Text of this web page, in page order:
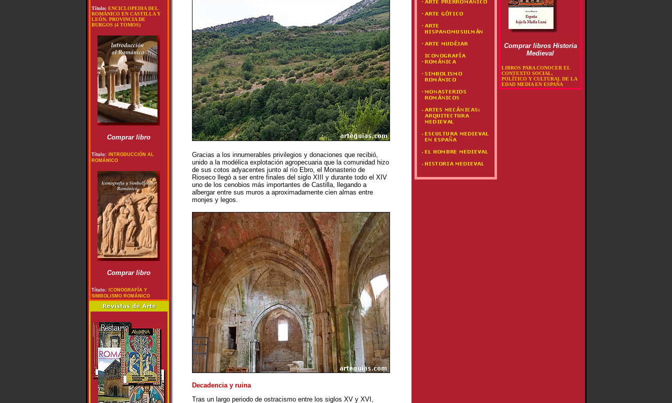
Título: ENCICLOPEDIA DEL
ROMÁNICO EN CASTILLA Y
LEÓN. PROVINCIA DE
BURGOS (4 TOMOS)
Comprar libro
Título:
INTRODUCCIÓN AL
ROMÁNICO
Comprar libro
Título:
ICONOGRAFÍA Y
SIMBOLISMO ROMÁNICO
Gracias a los innumerables privilegios y donaciones que recibió,
unido a la modélica explotación agropecuaria que la comunidad hizo
de sus cotos adyacentes junto al río Ebro, el Monasterio de
Rioseco llegó a ser entre finales del siglo XIII y durante todo el XIV
uno de los cenobios más importantes de Castilla, llegando a
albergar entre sus muros a aproximadamente cien almas entre
monjes y legos.
Decadencia y ruina
Tras un largo periodo de ostracismo entre los siglos XV y XVI,
Comprar libros Historia
Medieval
LIBROS PARA CONOCER EL
CONTEXTO SOCIAL,
POLÍTICO Y CULTURAL DE LA
EDAD MEDIA EN ESPAÑA